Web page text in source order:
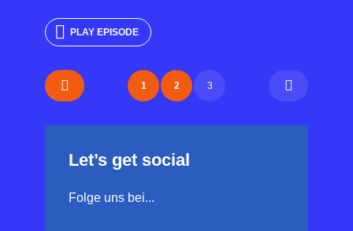
PLAY EPISODE
Let’s get social
Folge uns bei...
1 2 3